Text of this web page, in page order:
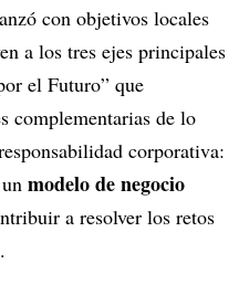
con objetivos locales
a los tres ejes principales
el Futuro” que
complementarias de lo
corporativa:
modelo de negocio
a resolver los retos